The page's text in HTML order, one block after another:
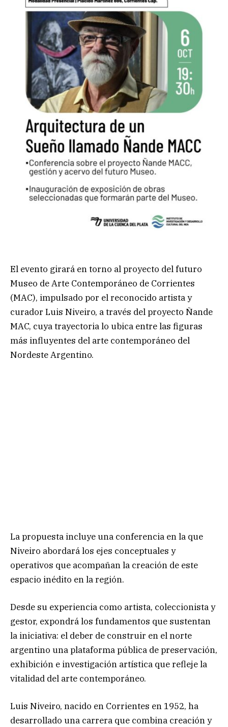
El evento girará en torno al proyecto del futuro
Museo de Arte Contemporáneo de Corrientes
(MAC), impulsado por el reconocido artista y
curador Luis Niveiro, a través del proyecto Ñande
MAC, cuya trayectoria lo ubica entre las figuras
más influyentes del arte contemporáneo del
Nordeste Argentino.
La propuesta incluye una conferencia en la que
Niveiro abordará los ejes conceptuales y
operativos que acompañan la creación de este
espacio inédito en la región.
Desde su experiencia como artista, coleccionista y
gestor, expondrá los fundamentos que sustentan
la iniciativa: el deber de construir en el norte
argentino una plataforma pública de preservación,
exhibición e investigación artística que refleje la
vitalidad del arte contemporáneo.
Luis Niveiro, nacido en Corrientes en 1952, ha
desarrollado una carrera que combina creación y